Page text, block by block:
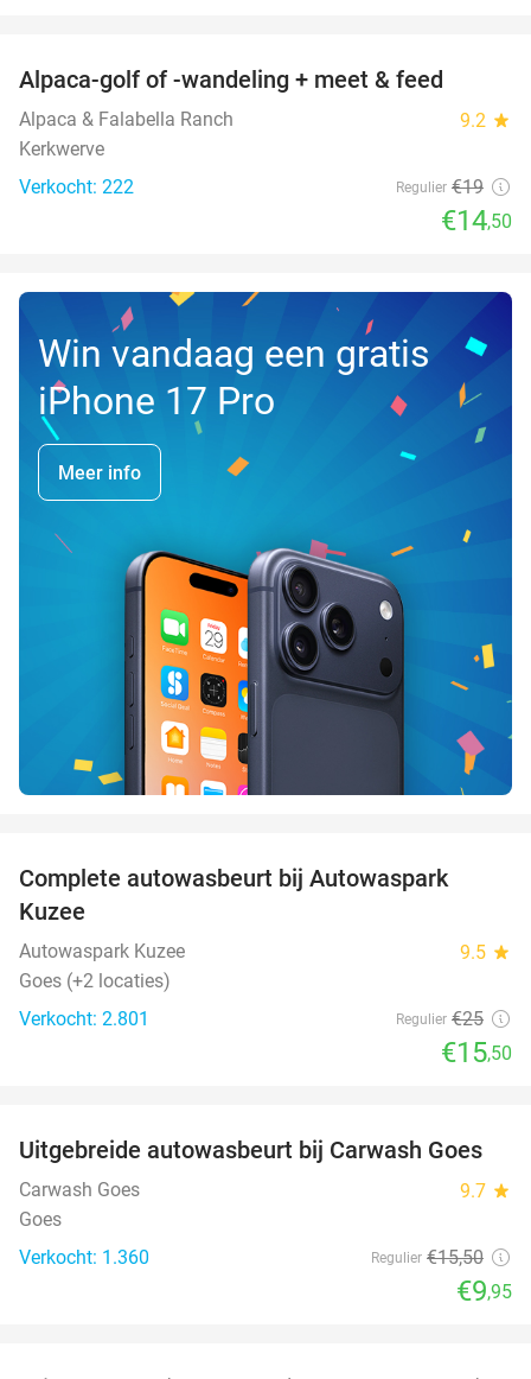
Alpaca-golf of -wandeling + meet & feed
Alpaca & Falabella Ranch 9.2 star
Kerkwerve
Verkocht: 222
Regulier €19
€14,50
Win vandaag een gratis
iPhone 17 Pro
Meer info
Complete autowasbeurt bij Autowaspark
Kuzee
Autowaspark Kuzee 9.5 star
Goes (+2 locaties)
Verkocht: 2.801
Regulier €25
€15,50
36%
Uitgebreide autowasbeurt bij Carwash Goes
Carwash Goes 9.7 star
Goes
Verkocht: 1.360
Regulier €15,50
€9,95